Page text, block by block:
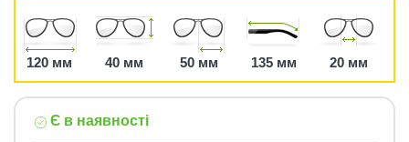
120 мм 40 мм 50 мм 135 мм 20 мм
Є в наявності